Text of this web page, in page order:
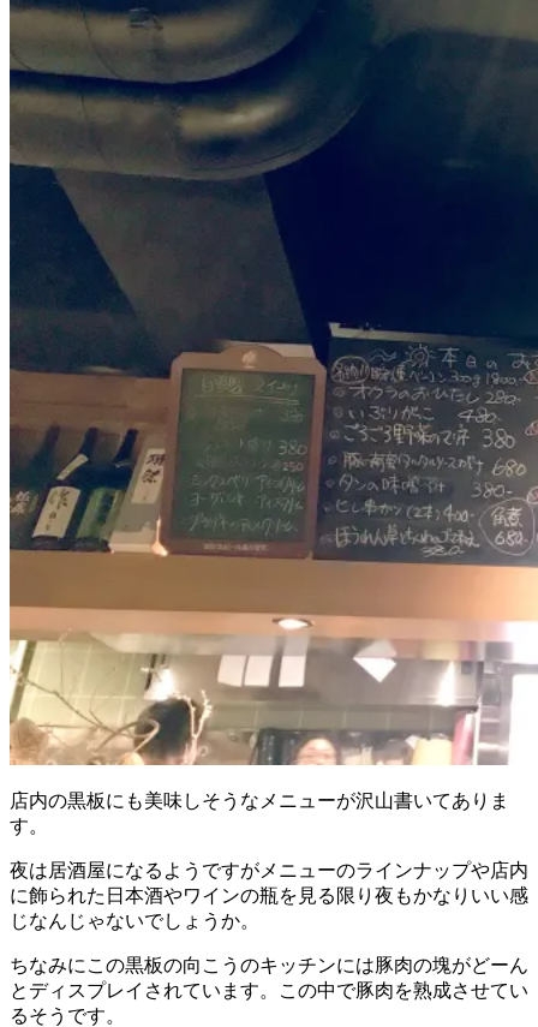
店内の黒板にも美味しそうなメニューが沢山書いてありま
す。
夜は居酒屋になるようですがメニューのラインナップや店内
に飾られた日本酒やワインの瓶を見る限り夜もかなりいい感
じなんじゃないでしょうか。
ちなみにこの黒板の向こうのキッチンには豚肉の塊がどーん
とディスプレイされています。この中で豚肉を熟成させてい
るそうです。